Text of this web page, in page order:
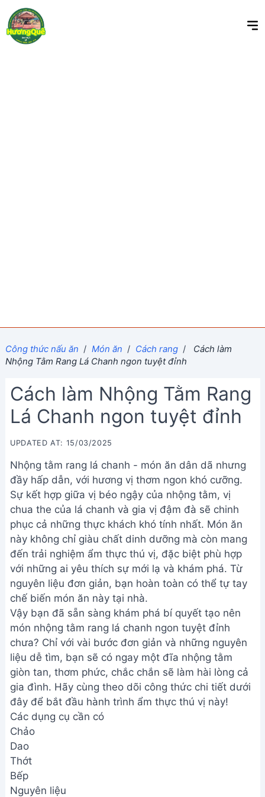
Công thức nấu ăn / Món ăn / Cách rang /
Cách làm
Nhộng Tằm Rang Lá Chanh ngon tuyệt đỉnh
Cách làm Nhộng Tằm Rang
Lá Chanh ngon tuyệt đỉnh
UPDATED AT: 15/03/2025
Nhộng tằm rang lá chanh - món ăn dân dã nhưng
đầy hấp dẫn, với hương vị thơm ngon khó cưỡng.
Sự kết hợp giữa vị béo ngậy của nhộng tằm, vị
chua the của lá chanh và gia vị đậm đà sẽ chinh
phục cả những thực khách khó tính nhất. Món ăn
này không chỉ giàu chất dinh dưỡng mà còn mang
đến trải nghiệm ẩm thực thú vị, đặc biệt phù hợp
với những ai yêu thích sự mới lạ và khám phá. Từ
nguyên liệu đơn giản, bạn hoàn toàn có thể tự tay
chế biến món ăn này tại nhà.
Vậy bạn đã sẵn sàng khám phá bí quyết tạo nên
món nhộng tằm rang lá chanh ngon tuyệt đỉnh
chưa? Chỉ với vài bước đơn giản và những nguyên
liệu dễ tìm, bạn sẽ có ngay một đĩa nhộng tằm
giòn tan, thơm phức, chắc chắn sẽ làm hài lòng cả
gia đình. Hãy cùng theo dõi công thức chi tiết dưới
đây để bắt đầu hành trình ẩm thực thú vị này!
Các dụng cụ cần có
Chảo
Dao
Thớt
Bếp
Nguyên liệu